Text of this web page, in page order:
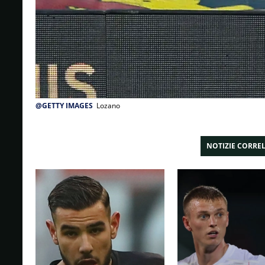
@GETTY IMAGES Lozano
NOTIZIE